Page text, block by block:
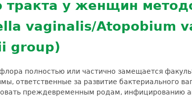
профилактических мер для
вычет
тракта у женщин
vaginalis/Atopobium
group)
полностью или частично замещается
ответственные за развитие бактериального
преждевременным родам, инфицированию